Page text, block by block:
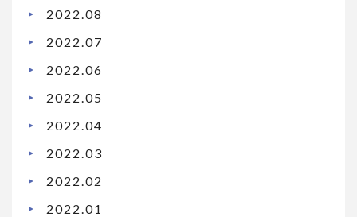
2022.08
2022.07
2022.06
2022.05
2022.04
2022.03
2022.02
2022.01